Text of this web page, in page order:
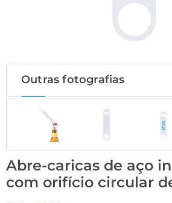
Outras fotografias
Abre-caricas de aço
com orifício circular